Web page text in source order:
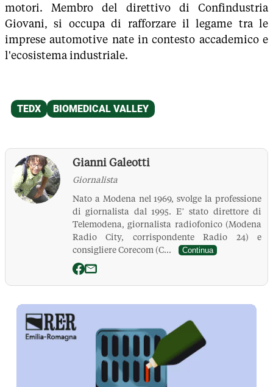
motori. Membro del direttivo di Confindustria
Giovani, si occupa di rafforzare il legame tra le
imprese automotive nate in contesto accademico e
l'ecosistema industriale.
Gianni Galeotti
Giornalista
Nato a Modena nel 1969, svolge la professione
di giornalista dal 1995. E’ stato direttore di
Telemodena, giornalista radiofonico (Modena
Radio City, corrispondente Radio 24) e
consigliere Corecom (C...
Continua
La Pressa